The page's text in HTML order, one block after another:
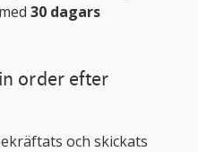
30 dagars
order efter
och skickats